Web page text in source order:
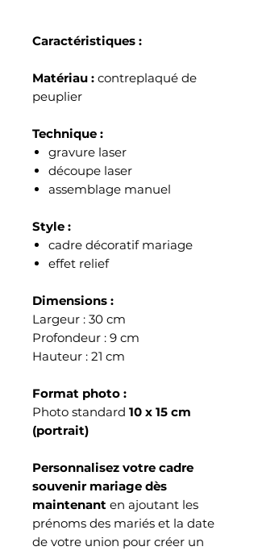
Caractéristiques :
Matériau : contreplaqué de
peuplier
Technique :
gravure laser
découpe laser
assemblage manuel
Style :
cadre décoratif mariage
effet relief
Dimensions :
Largeur : 30 cm
Profondeur : 9 cm
Hauteur : 21 cm
Format photo :
Photo standard 10 x 15 cm
(portrait)
Personnalisez votre cadre
souvenir mariage dès
maintenant en ajoutant les
prénoms des mariés et la date
de votre union pour créer un